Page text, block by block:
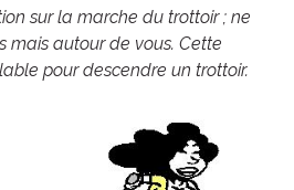
sur la marche du trottoir ; ne
mais autour de vous. Cette
pour descendre un trottoir.